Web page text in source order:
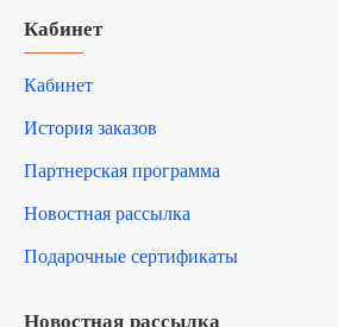
Кабинет
Кабинет
История заказов
Партнерская программа
Новостная рассылка
Подарочные сертификаты
Новостная рассылка